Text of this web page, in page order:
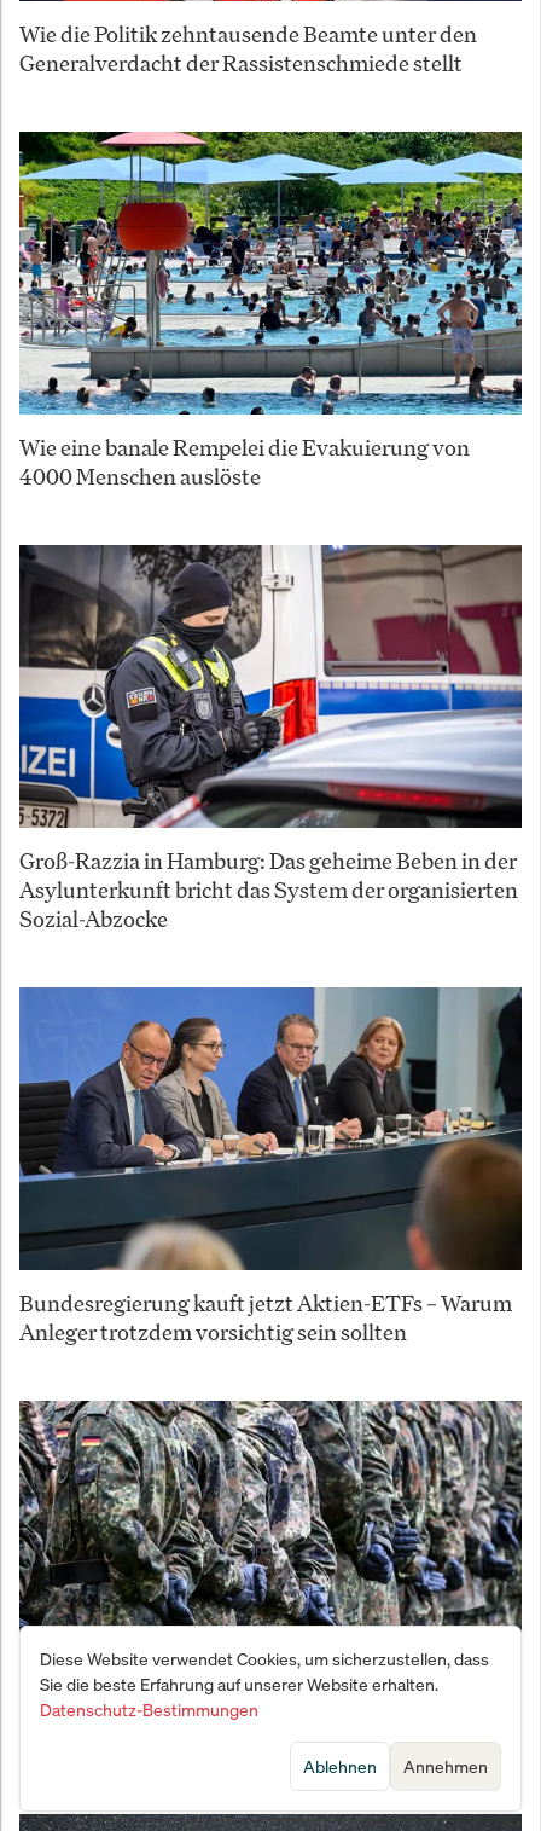
Wie die Politik zehntausende Beamte unter den
Generalverdacht der Rassistenschmiede stellt
Wie eine banale Rempelei die Evakuierung von
4000 Menschen auslöste
Groß-Razzia in Hamburg: Das geheime Beben in der
Asylunterkunft bricht das System der organisierten
Sozial-Abzocke
Bundesregierung kauft jetzt Aktien-ETFs – Warum
Anleger trotzdem vorsichtig sein sollten
Vernichtungsschlag gegen den Fachkräftemangel:
Bundeswehr meldet Bewerber-Beben
Diese Website verwendet Cookies, um sicherzustellen, dass
Sie die beste Erfahrung auf unserer Website erhalten.
Datenschutz-Bestimmungen
Annehmen
Ablehnen